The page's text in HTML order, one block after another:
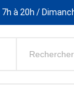
à 20h /